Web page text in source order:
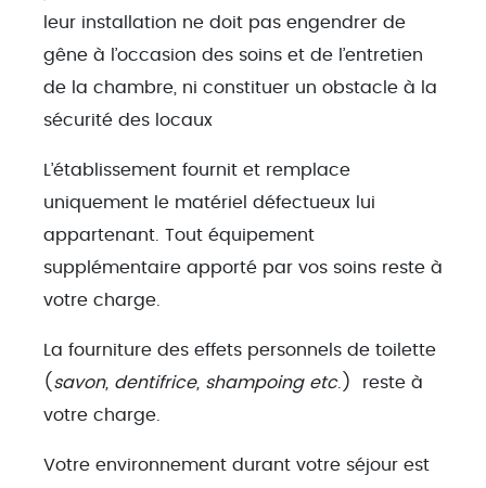
leur installation ne doit pas engendrer de
gêne à l’occasion des soins et de l’entretien
de la chambre, ni constituer un obstacle à la
sécurité des locaux
L’établissement fournit et remplace
uniquement le matériel défectueux lui
appartenant. Tout équipement
supplémentaire apporté par vos soins reste à
votre charge.
La fourniture des effets personnels de toilette
( savon, dentifrice, shampoing etc.) reste à
votre charge.
Votre environnement durant votre séjour est